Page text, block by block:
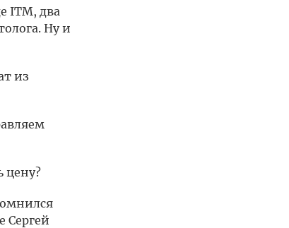
ITM, два
Ну и
из
цену?
Сергей